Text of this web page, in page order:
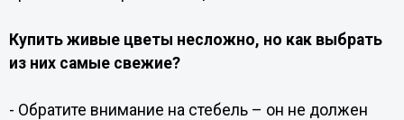
Купить живые цветы несложно, но как выбрать
из них самые свежие?
- Обратите внимание на стебель – он не должен